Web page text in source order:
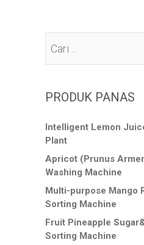
PRODUK PANAS
Intelligent Lemon
Plant
Apricot (Prunus
Washing Machine
Multi-purpose Mango
Sorting Machine
Fruit Pineapple
Sorting Machine